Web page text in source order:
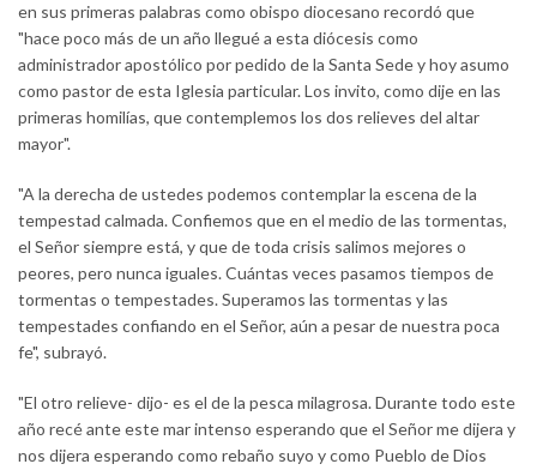
en sus primeras palabras como obispo diocesano recordó que
"hace poco más de un año llegué a esta diócesis como
administrador apostólico por pedido de la Santa Sede y hoy asumo
como pastor de esta Iglesia particular. Los invito, como dije en las
primeras homilías, que contemplemos los dos relieves del altar
mayor".
"A la derecha de ustedes podemos contemplar la escena de la
tempestad calmada. Confiemos que en el medio de las tormentas,
el Señor siempre está, y que de toda crisis salimos mejores o
peores, pero nunca iguales. Cuántas veces pasamos tiempos de
tormentas o tempestades. Superamos las tormentas y las
tempestades confiando en el Señor, aún a pesar de nuestra poca
fe", subrayó.
"El otro relieve- dijo- es el de la pesca milagrosa. Durante todo este
año recé ante este mar intenso esperando que el Señor me dijera y
nos dijera esperando como rebaño suyo y como Pueblo de Dios